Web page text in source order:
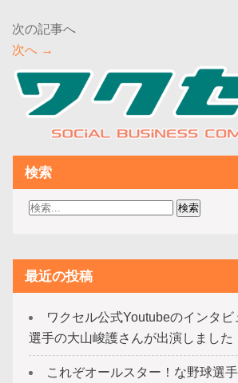
次へ →
検索
最近の投稿
ワクセル公式Youtubeのインタ
選手の大山峻護さんが出演しました
これぞオールスター！な野球選